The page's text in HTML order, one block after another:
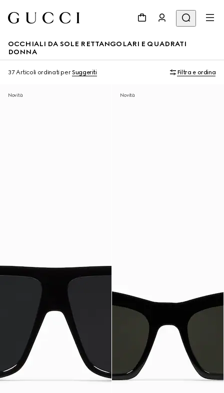
OCCHIALI DA SOLE RETTANGOLARI E QUADRATI
DONNA
37 Articoli ordinati perSuggeriti Filtra e ordina
Novità Novità